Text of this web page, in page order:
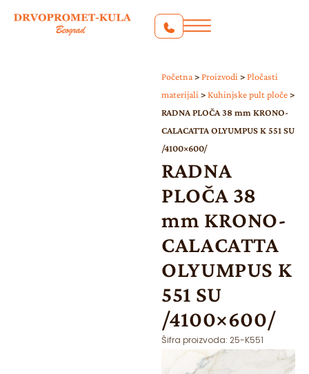
Početna > Proizvodi > Pločasti
materijali > Kuhinjske pult ploče >
RADNA PLOČA 38 mm KRONO-
CALACATTA OLYUMPUS K 551 SU
/4100×600/
RADNA
PLOČA 38
mm KRONO-
CALACATTA
OLYUMPUS K
551 SU
/4100×600/
Šifra proizvoda: 25-K551